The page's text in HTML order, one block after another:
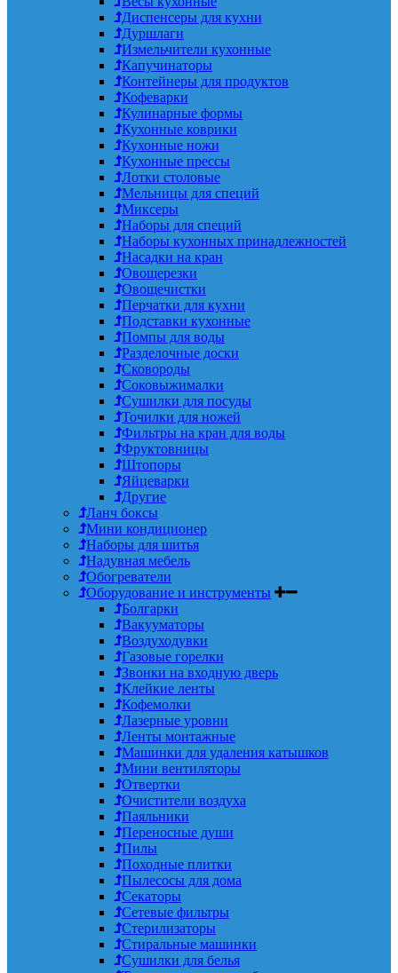
Диспенсеры для кухни
Дуршлаги
Измельчители кухонные
Капучинаторы
Контейнеры для продуктов
Кофеварки
Кулинарные формы
Кухонные коврики
Кухонные ножи
Кухонные прессы
Лотки столовые
Мельницы для специй
Миксеры
Наборы для специй
Наборы кухонных принадлежностей
Насадки на кран
Овощерезки
Овощечистки
Перчатки для кухни
Подставки кухонные
Помпы для воды
Разделочные доски
Сковороды
Соковыжималки
Сушилки для посуды
Точилки для ножей
Фильтры на кран для воды
Фруктовницы
Штопоры
Яйцеварки
Другие
Ланч боксы
Мини кондиционер
Наборы для шитья
Надувная мебель
Обогреватели
Оборудование и инструменты
Болгарки
Вакууматоры
Воздуходувки
Газовые горелки
Звонки на входную дверь
Клейкие ленты
Кофемолки
Лазерные уровни
Ленты монтажные
Машинки для удаления катышков
Мини вентиляторы
Отвертки
Очистители воздуха
Паяльники
Переносные души
Пилы
Походные плитки
Пылесосы для дома
Секаторы
Сетевые фильтры
Стерилизаторы
Стиральные машинки
Сушилки для белья